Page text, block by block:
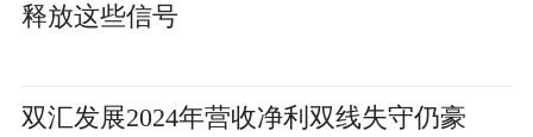
释放这些信号
双汇发展2024年营收净利双线失守仍豪